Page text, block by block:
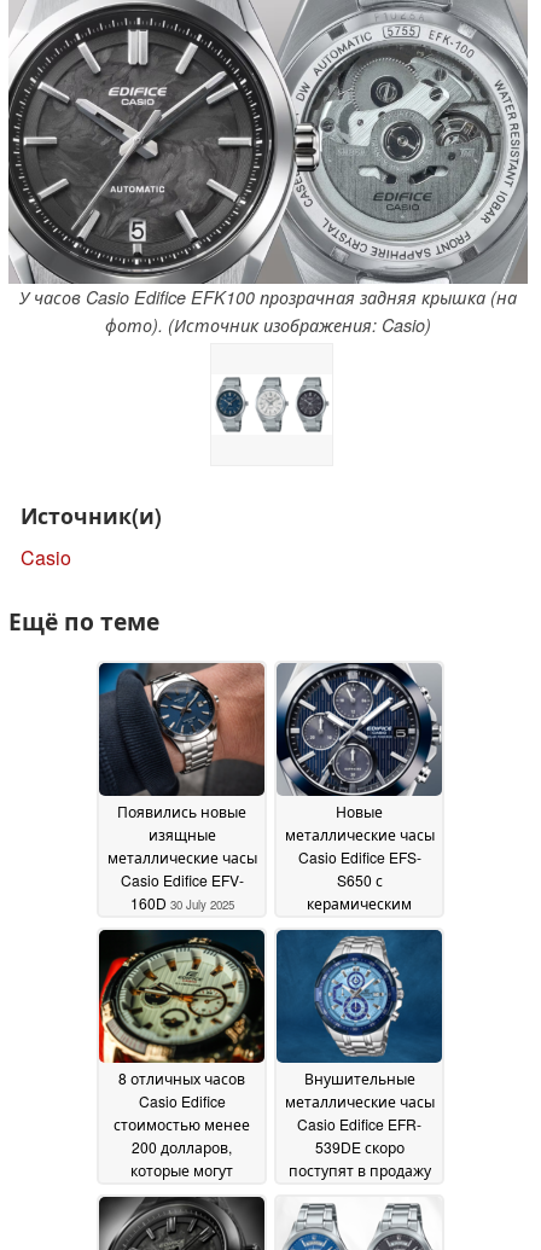
У часов Casio Edifice EFK100 прозрачная задняя крышка (на
фото). (Источник изображения: Casio)
Источник(и)
Casio
Ещё по теме
Появились новые
изящные
металлические часы
Casio Edifice EFV-
160D 30 July 2025
Новые
металлические часы
Casio Edifice EFS-
S650 с
керамическим
безелем скоро
появятся в большем
количестве стран
July 2025
8 отличных часов
Casio Edifice
стоимостью менее
200 долларов,
которые могут
поспорить с
моделями Seiko и
Citizen26 July 2025
Внушительные
металлические часы
Casio Edifice EFR-
539DE скоро
поступят в продажу